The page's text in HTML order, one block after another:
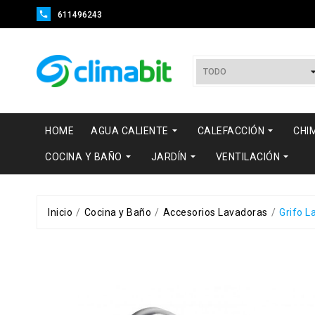
 611496243
HOME AGUA CALIENTE  CALEFACCIÓN 
COCINA Y BAÑO  JARDÍN  VENTILACIÓN 
Inicio Cocina y Baño Accesorios Lavadoras Grifo